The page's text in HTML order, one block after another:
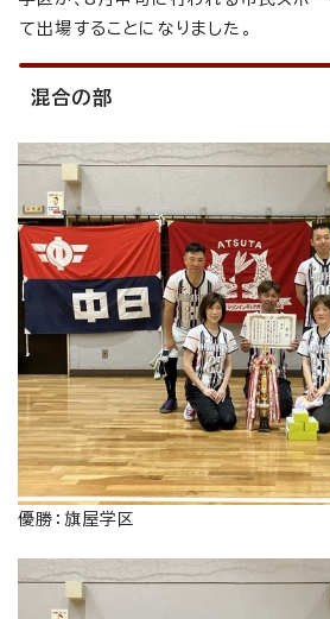
て出場することになりました。
混合の部
優勝：旗屋学区